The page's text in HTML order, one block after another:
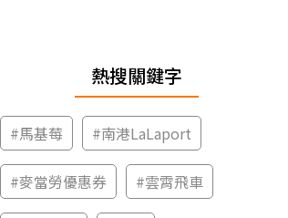
熱搜關鍵字
#馬基莓 #南港LaLaport
#麥當勞優惠券 #雲霄飛車